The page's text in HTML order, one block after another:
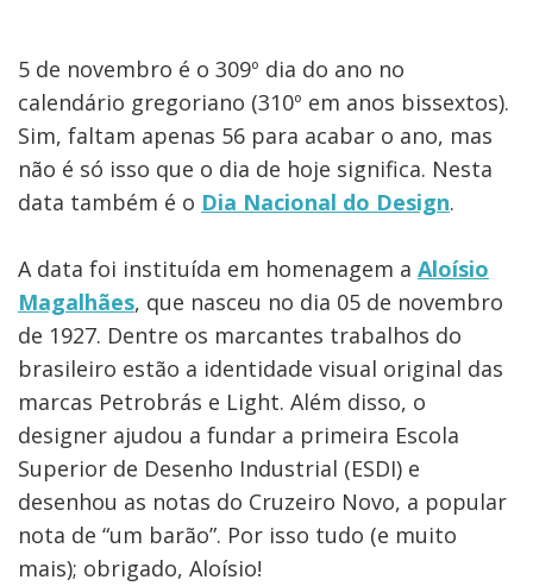
5 de novembro é o 309º dia do ano no
calendário gregoriano (310º em anos bissextos).
Sim, faltam apenas 56 para acabar o ano, mas
não é só isso que o dia de hoje significa. Nesta
data também é o Dia Nacional do Design.
A data foi instituída em homenagem a Aloísio
Magalhães, que nasceu no dia 05 de novembro
de 1927. Dentre os marcantes trabalhos do
brasileiro estão a identidade visual original das
marcas Petrobrás e Light. Além disso, o
designer ajudou a fundar a primeira Escola
Superior de Desenho Industrial (ESDI) e
desenhou as notas do Cruzeiro Novo, a popular
nota de “um barão”. Por isso tudo (e muito
mais); obrigado, Aloísio!